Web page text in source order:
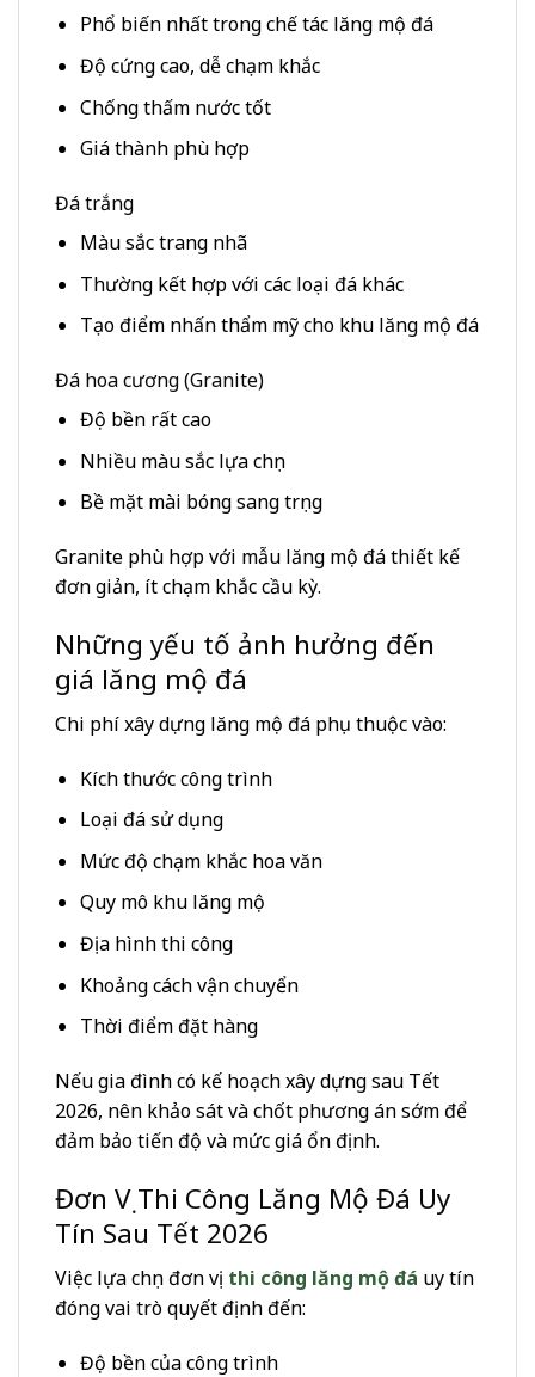
Phổ biến nhất trong chế tác lăng mộ đá
Độ cứng cao, dễ chạm khắc
Chống thấm nước tốt
Giá thành phù hợp
Đá trắng
Màu sắc trang nhã
Thường kết hợp với các loại đá khác
Tạo điểm nhấn thẩm mỹ cho khu lăng mộ đá
Đá hoa cương (Granite)
Độ bền rất cao
Nhiều màu sắc lựa chọn
Bề mặt mài bóng sang trọng
Granite phù hợp với mẫu lăng mộ đá thiết kế
đơn giản, ít chạm khắc cầu kỳ.
Những yếu tố ảnh hưởng đến
giá lăng mộ đá
Chi phí xây dựng lăng mộ đá phụ thuộc vào:
Kích thước công trình
Loại đá sử dụng
Mức độ chạm khắc hoa văn
Quy mô khu lăng mộ
Địa hình thi công
Khoảng cách vận chuyển
Thời điểm đặt hàng
Nếu gia đình có kế hoạch xây dựng sau Tết
2026, nên khảo sát và chốt phương án sớm để
đảm bảo tiến độ và mức giá ổn định.
Đơn Vị Thi Công Lăng Mộ Đá Uy
Tín Sau Tết 2026
Việc lựa chọn đơn vị thi công lăng mộ đá uy tín
đóng vai trò quyết định đến:
Độ bền của công trình